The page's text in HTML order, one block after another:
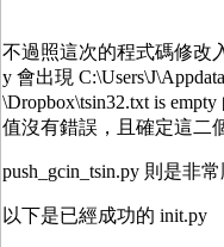
不過照這次的程式碼修改
y 會出現
\Dropbox\tsin32.txt is
值沒有錯誤，且確定這二
push_gcin_tsin.py 則是非
以下是已經成功的 init.py